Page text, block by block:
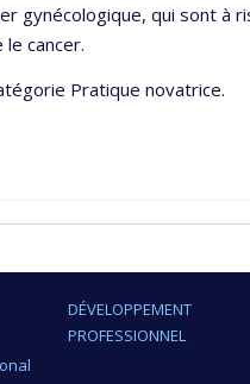
gynécologique, qui sont à
cancer.
Pratique novatrice.
DÉVELOPPEMENT
PROFESSIONNEL